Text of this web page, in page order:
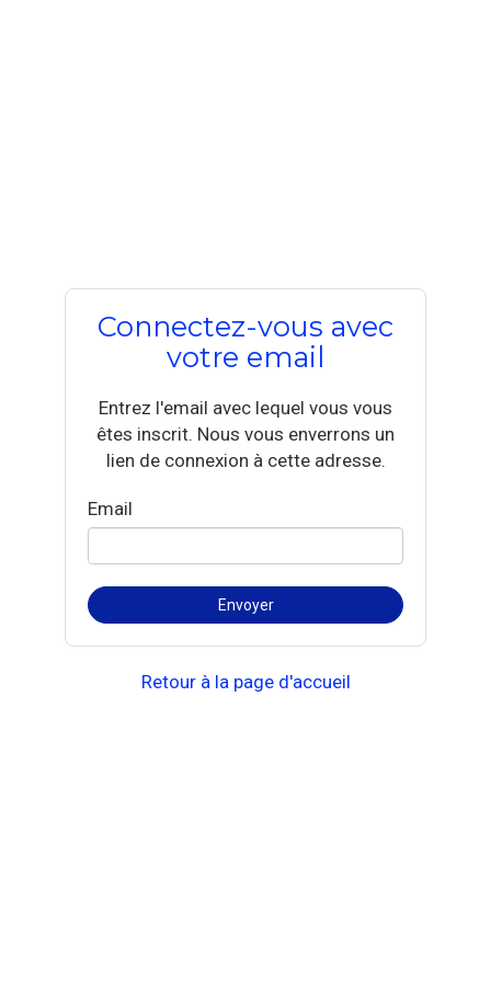
Connectez-vous avec
votre email
Entrez l'email avec lequel vous vous
êtes inscrit. Nous vous enverrons un
lien de connexion à cette adresse.
Email
Retour à la page d'accueil